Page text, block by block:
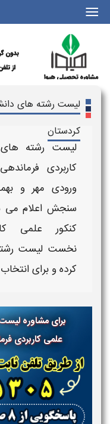
|||
لیست رشته های
کردستان
لیست رشته های
کاربردی فرماندهی
ورودی مهر و
سنجش اعلام می
کنکور علمی
نخست لیست
کرده و برای
برای مشاوره
علمی کاربردی